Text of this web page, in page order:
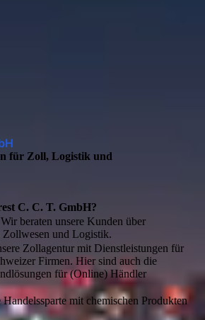
für Zoll, Logistik und
C. C. T. GmbH?
beraten unsere Kunden über
und Logistik.
Zollagentur mit Dienstleistungen für
Firmen. Hier sind auch die
für (Online) Händler
Handelssparte mit chemischen Produkten